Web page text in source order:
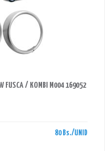
FUSCA / KOMBI M004 169052
80 Bs./UNID